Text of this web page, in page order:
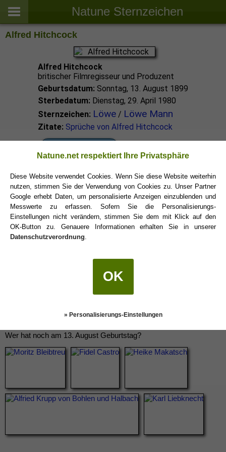
Natune Sternzeichen
Alfred Hitchcock
Alfred Hitchcock
britischer Filmregisseur und Produzent
Geburtsdatum: Sonntag, 13. August 1899
Sterbedatum: Dienstag, 29. April 1980
Sternzeichen: Löwe/ Löwe Mann
Zitate: Sprüche von Alfred Hitchcock
Löwe Sternzeichen
Wer hat noch am 13. August Geburtstag?
Natune.net respektiert Ihre Privatsphäre
Diese Website verwendet Cookies. Wenn Sie diese Website weiterhin
nutzen, stimmen Sie der Verwendung von Cookies zu. Unser Partner
Google erhebt Daten, um personalisierte Anzeigen einzublenden und
Messwerte zu erfassen. Sofern Sie die Personalisierungs-
Einstellungen nicht verändern, stimmen Sie dem mit Klick auf den
OK-Button zu. Genauere Informationen erhalten Sie in unserer
Datenschutzverordnung
OK
» Personalisierungs-Einstellungen